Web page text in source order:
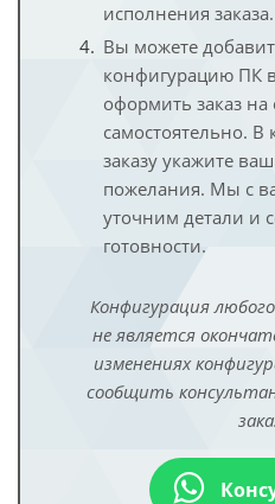
исполнения заказа.
Вы можете
конфигурацию ПК
оформить заказ на
самостоятельно.
заказу укажите
пожелания. Мы с
уточним детали и
готовности.
Конфигурация
не является
изменениях
сообщить